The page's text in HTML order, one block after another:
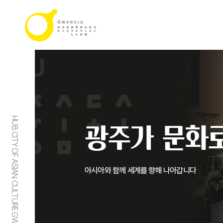
HUB CITY OF ASIAN CULTURE GWANGJU 광주가 문화
아시아와 함께 세계를 향해 나아갑니다